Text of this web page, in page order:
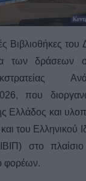
Βιβλιοθήκες
των δράσεων
που
Ελλάδος και
του Ελληνικού
στο
φορέων.